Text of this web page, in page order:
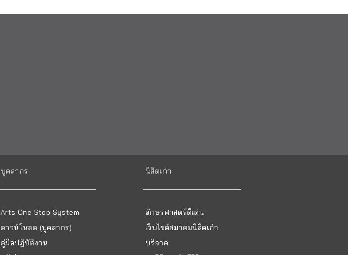
บุคลากร
Arts One Stop System
ดาวน์โหลด (บุคลากร)
คู่มือปฏิบัติงาน
นิสิตเก่า
อักษรศาสตร์ดีเด่น
เว็บไซต์สมาคมนิสิตเก่า
บริจาค